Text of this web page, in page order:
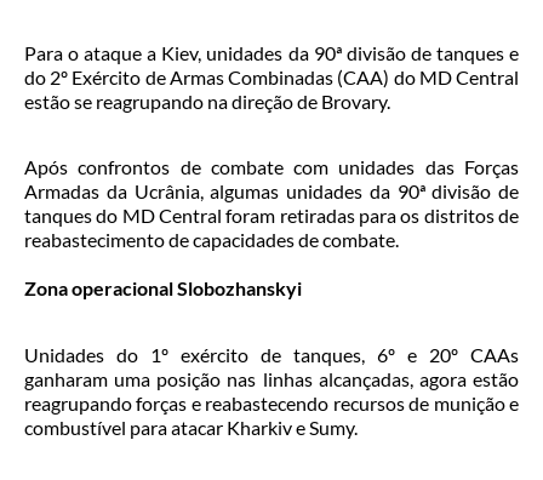
Para o ataque a Kiev, unidades da 90ª divisão de tanques e
do 2º Exército de Armas Combinadas (CAA) do MD Central
estão se reagrupando na direção de Brovary.
Após confrontos de combate com unidades das Forças
Armadas da Ucrânia, algumas unidades da 90ª divisão de
tanques do MD Central foram retiradas para os distritos de
reabastecimento de capacidades de combate.
Zona operacional Slobozhanskyi
Unidades do 1º exército de tanques, 6º e 20º CAAs
ganharam uma posição nas linhas alcançadas, agora estão
reagrupando forças e reabastecendo recursos de munição e
combustível para atacar Kharkiv e Sumy.